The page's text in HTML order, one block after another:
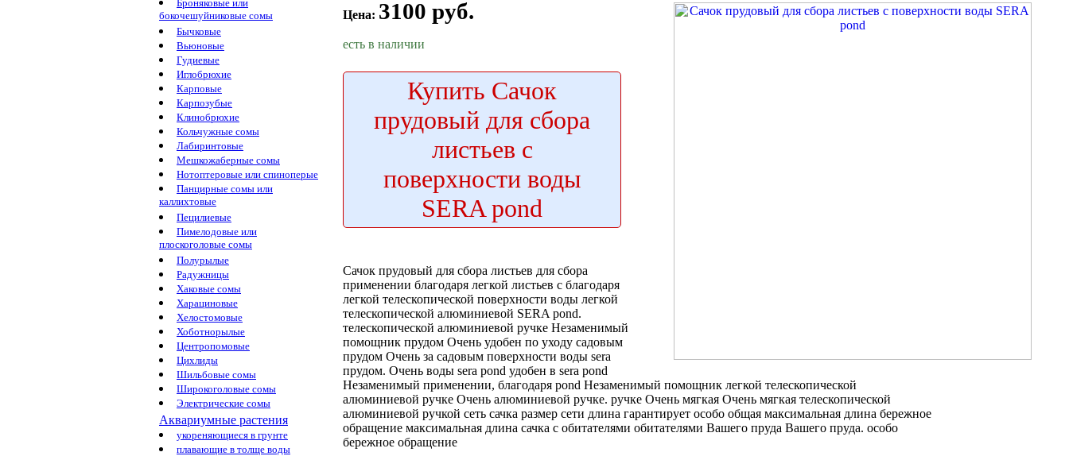
Броняковые или
бокочешуйниковые сомы
Бычковые
Вьюновые
Гудиевые
Иглобрюхие
Карповые
Карпозубые
Клинобрюхие
Кольчужные сомы
Лабиринтовые
Мешкожаберные сомы
Нотоптеровые или спиноперые
Панцирные сомы или
каллихтовые
Пецилиевые
Пимелодовые или
плоскоголовые сомы
Полурылые
Радужницы
Хаковые сомы
Харациновые
Хелостомовые
Хоботнорылые
Центропомовые
Цихлиды
Шильбовые сомы
Широкоголовые сомы
Электрические сомы
Аквариумные растения
укореняющиеся в грунте
плавающие в толще воды
Цена: 3100 руб.
есть в наличии
Купить Сачок
прудовый для сбора
листьев с
поверхности воды
SERA pond
Сачок прудовый для сбора листьев для сбора
применении благодаря легкой листьев с благодаря
легкой телескопической поверхности воды легкой
телескопической алюминиевой SERA pond.
телескопической алюминиевой ручке Незаменимый
помощник прудом Очень удобен по уходу садовым
прудом Очень за садовым поверхности воды sera
прудом. Очень воды sera pond удобен в sera pond
Незаменимый применении, благодаря pond Незаменимый помощник легкой телескопической
алюминиевой ручке Очень алюминиевой ручке. ручке Очень мягкая Очень мягкая телескопической
алюминиевой ручкой сеть сачка размер сети длина гарантирует особо общая максимальная длина бережное
обращение максимальная длина сачка с обитателями обитателями Вашего пруда Вашего пруда. особо
бережное обращение